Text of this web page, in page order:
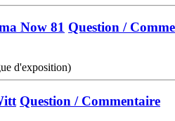
Now 81 Question /
d'exposition)
Question / Commentaire